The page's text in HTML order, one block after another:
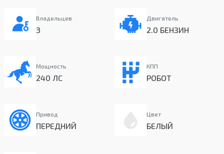
Владельцев
3
Двигатель
2.0 БЕНЗИН
Мощность
240 ЛС
КПП
РОБОТ
Привод
ПЕРЕДНИЙ
Цвет
БЕЛЫЙ